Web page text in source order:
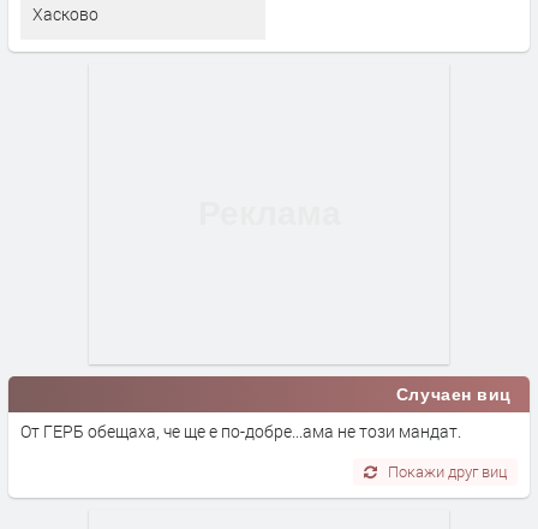
Хасково
Случаен виц
От ГЕРБ обещаха, че ще е по-добре...ама не този мандат.
Покажи друг виц